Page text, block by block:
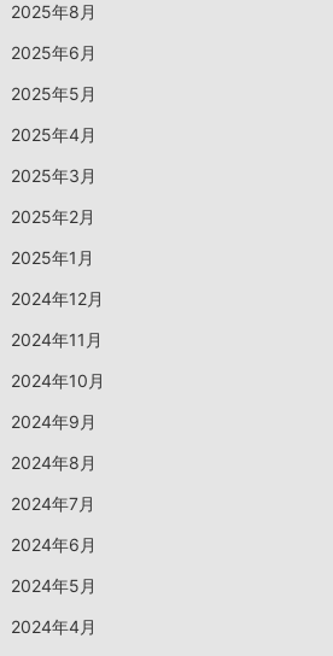
2025年8月
2025年6月
2025年5月
2025年4月
2025年3月
2025年2月
2025年1月
2024年12月
2024年11月
2024年10月
2024年9月
2024年8月
2024年7月
2024年6月
2024年5月
2024年4月